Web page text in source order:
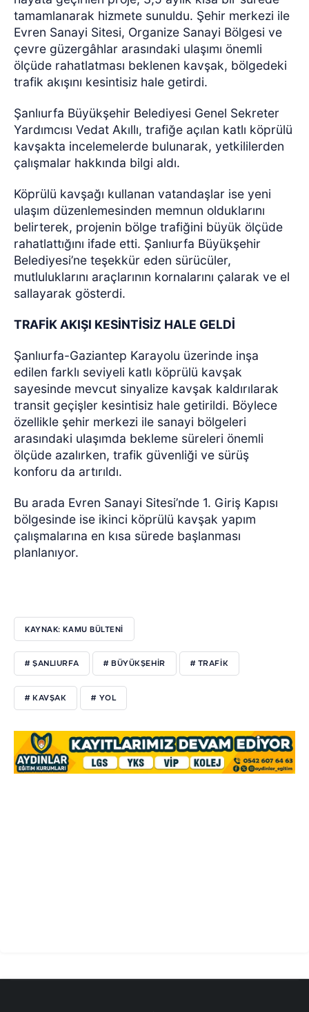
tamamlanarak hizmete sunuldu. Şehir merkezi ile
Evren Sanayi Sitesi, Organize Sanayi Bölgesi ve
çevre güzergâhlar arasındaki ulaşımı önemli
ölçüde rahatlatması beklenen kavşak, bölgedeki
trafik akışını kesintisiz hale getirdi.
Şanlıurfa Büyükşehir Belediyesi Genel Sekreter
Yardımcısı Vedat Akıllı, trafiğe açılan katlı köprülü
kavşakta incelemelerde bulunarak, yetkililerden
çalışmalar hakkında bilgi aldı.
Köprülü kavşağı kullanan vatandaşlar ise yeni
ulaşım düzenlemesinden memnun olduklarını
belirterek, projenin bölge trafiğini büyük ölçüde
rahatlattığını ifade etti. Şanlıurfa Büyükşehir
Belediyesi’ne teşekkür eden sürücüler,
mutluluklarını araçlarının kornalarını çalarak ve el
sallayarak gösterdi.
TRAFİK AKIŞI KESİNTİSİZ HALE GELDİ
Şanlıurfa-Gaziantep Karayolu üzerinde inşa
edilen farklı seviyeli katlı köprülü kavşak
sayesinde mevcut sinyalize kavşak kaldırılarak
transit geçişler kesintisiz hale getirildi. Böylece
özellikle şehir merkezi ile sanayi bölgeleri
arasındaki ulaşımda bekleme süreleri önemli
ölçüde azalırken, trafik güvenliği ve sürüş
konforu da artırıldı.
Bu arada Evren Sanayi Sitesi’nde 1. Giriş Kapısı
bölgesinde ise ikinci köprülü kavşak yapım
çalışmalarına en kısa sürede başlanması
planlanıyor.
KAYNAK: KAMU BÜLTENİ
# ŞANLIURFA # BÜYÜKŞEHIR # TRAFIK
# KAVŞAK # YOL